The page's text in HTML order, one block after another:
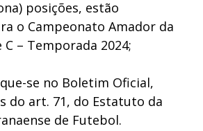
posições, estão
o Campeonato Amador da
C – Temporada 2024;
se no Boletim Oficial,
do art. 71, do Estatuto da
de Futebol.